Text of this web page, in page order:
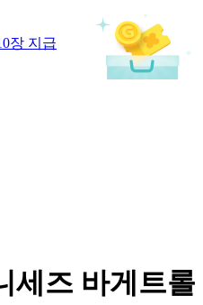
장 지급
세즈 바게트롤